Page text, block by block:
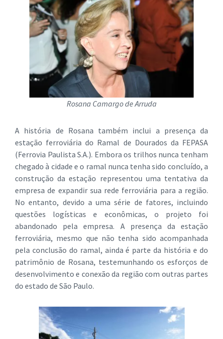
Rosana Camargo de Arruda
A história de Rosana também inclui a presença da
estação ferroviária do Ramal de Dourados da FEPASA
(Ferrovia Paulista S.A.). Embora os trilhos nunca tenham
chegado à cidade e o ramal nunca tenha sido concluído, a
construção da estação representou uma tentativa da
empresa de expandir sua rede ferroviária para a região.
No entanto, devido a uma série de fatores, incluindo
questões logísticas e econômicas, o projeto foi
abandonado pela empresa. A presença da estação
ferroviária, mesmo que não tenha sido acompanhada
pela conclusão do ramal, ainda é parte da história e do
patrimônio de Rosana, testemunhando os esforços de
desenvolvimento e conexão da região com outras partes
do estado de São Paulo.